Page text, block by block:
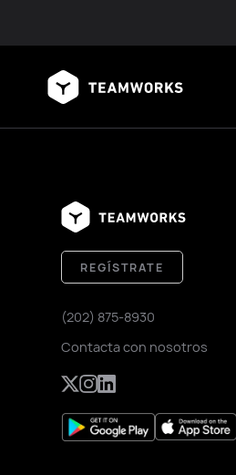
REGÍSTRATE
(202) 875-8930
Contacta con nosotros